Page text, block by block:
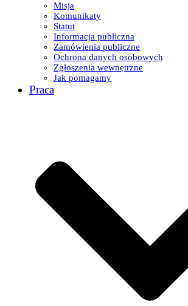
Misja
Komunikaty
Statut
Informacja publiczna
Zamówienia publiczne
Ochrona danych osobowych
Zgłoszenia wewnętrzne
Jak pomagamy
Praca